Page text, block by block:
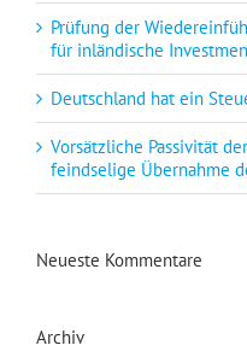
Prüfung der
für inländische
Deutschland hat ein
Vorsätzliche Passivität
feindselige Übernahme
Neueste Kommentare
Archiv